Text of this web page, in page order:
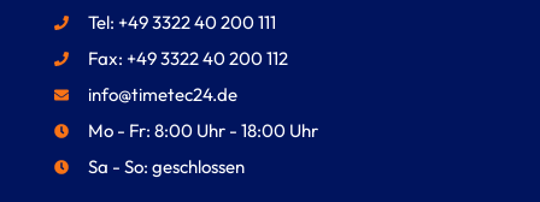
Tel: +49 3322 40 200 111
Fax: +49 3322 40 200 112
info@timetec24.de
Mo - Fr: 8:00 Uhr - 18:00 Uhr
Sa - So: geschlossen